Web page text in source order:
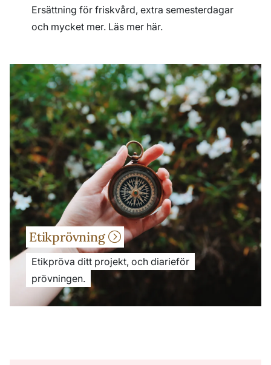
Ersättning för friskvård, extra semesterdagar
och mycket mer. Läs mer här.
Etikprövning
Etikpröva ditt projekt, och diarieför
prövningen.